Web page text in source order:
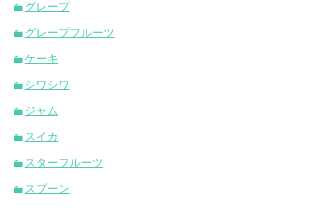
グレープ
グレープフルーツ
ケーキ
シワシワ
ジャム
スイカ
スターフルーツ
スプーン